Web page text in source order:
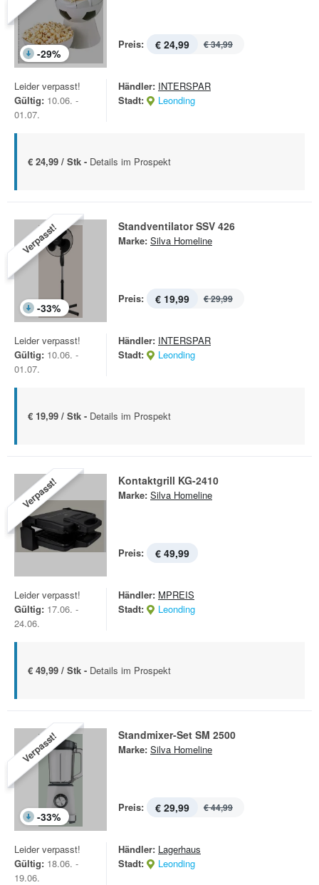
-29%
Preis: € 24,99 € 34,99
Leider verpasst!
Gültig: 10.06. -
01.07.
Händler: INTERSPAR
Stadt:
Leonding
€ 24,99 / Stk - Details im Prospekt
Verpasst!
-33%
Standventilator SSV 426
Marke: Silva Homeline
Preis: € 19,99 € 29,99
Leider verpasst!
Gültig: 10.06. -
01.07.
Händler: INTERSPAR
Stadt:
Leonding
€ 19,99 / Stk - Details im Prospekt
Verpasst! Kontaktgrill KG-2410
Marke: Silva Homeline
Preis: € 49,99
Leider verpasst!
Gültig: 17.06. -
24.06.
Händler: MPREIS
Stadt:
Leonding
€ 49,99 / Stk - Details im Prospekt
Verpasst!
-33%
Standmixer-Set SM 2500
Marke: Silva Homeline
Preis: € 29,99 € 44,99
Leider verpasst!
Gültig: 18.06. -
19.06.
Händler: Lagerhaus
Stadt:
Leonding